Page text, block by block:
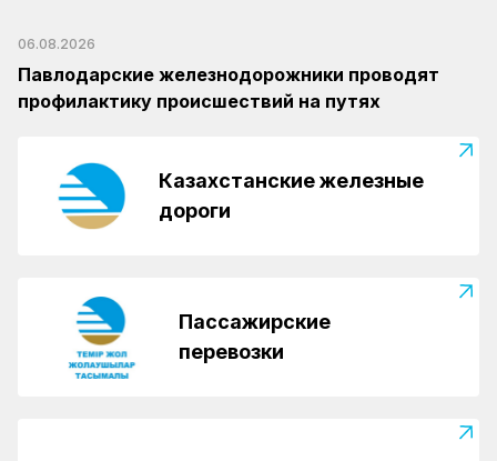
06.08.2026
Павлодарские железнодорожники проводят
профилактику происшествий на путях
Казахстанские железные
дороги
Пассажирские
перевозки